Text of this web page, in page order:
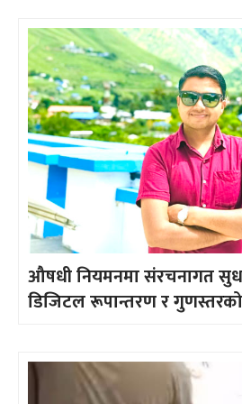
औषधी नियमनमा संरचनागत
डिजिटल रूपान्तरण र